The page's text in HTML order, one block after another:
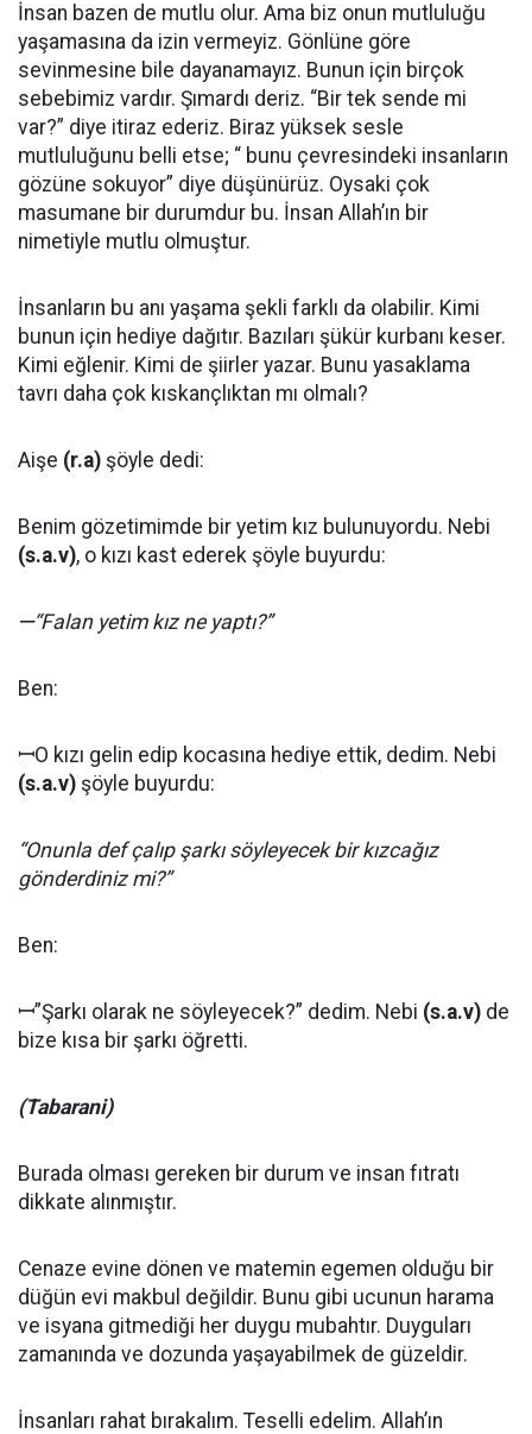
İnsan bazen de mutlu olur. Ama biz onun mutluluğu
yaşamasına da izin vermeyiz. Gönlüne göre
sevinmesine bile dayanamayız. Bunun için birçok
sebebimiz vardır. Şımardı deriz. “Bir tek sende mi
var?” diye itiraz ederiz. Biraz yüksek sesle
mutluluğunu belli etse; “ bunu çevresindeki insanların
gözüne sokuyor” diye düşünürüz. Oysaki çok
masumane bir durumdur bu. İnsan Allah’ın bir
nimetiyle mutlu olmuştur.
İnsanların bu anı yaşama şekli farklı da olabilir. Kimi
bunun için hediye dağıtır. Bazıları şükür kurbanı keser.
Kimi eğlenir. Kimi de şiirler yazar. Bunu yasaklama
tavrı daha çok kıskançlıktan mı olmalı?
Aişe (r.a) şöyle dedi:
Benim gözetimimde bir yetim kız bulunuyordu. Nebi
(s.a.v), o kızı kast ederek şöyle buyurdu:
ꟷ“Falan yetim kız ne yaptı?”
Ben:
ꟷO kızı gelin edip kocasına hediye ettik, dedim. Nebi
(s.a.v) şöyle buyurdu:
“Onunla def çalıp şarkı söyleyecek bir kızcağız
gönderdiniz mi?”
Ben:
ꟷ”Şarkı olarak ne söyleyecek?” dedim. Nebi (s.a.v) de
bize kısa bir şarkı öğretti.
(Tabarani)
Burada olması gereken bir durum ve insan fıtratı
dikkate alınmıştır.
Cenaze evine dönen ve matemin egemen olduğu bir
düğün evi makbul değildir. Bunu gibi ucunun harama
ve isyana gitmediği her duygu mubahtır. Duyguları
zamanında ve dozunda yaşayabilmek de güzeldir.
İnsanları rahat bırakalım. Teselli edelim. Allah’ın